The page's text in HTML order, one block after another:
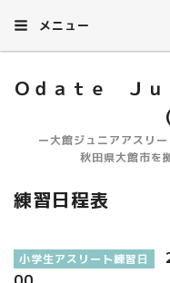
メニュー
Ｏｄａｔｅ Ｊｕ
ー大館ジュニアアスリ
秋田県大館市を
練習日程表
小学生アスリート練習日